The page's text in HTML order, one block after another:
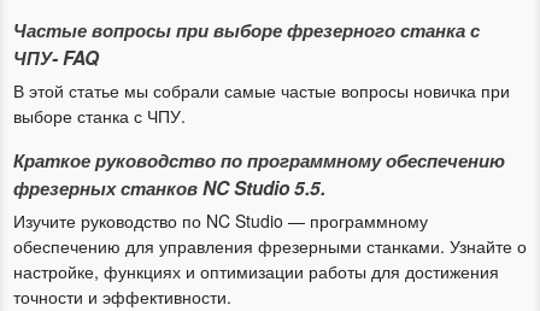
Частые вопросы при выборе фрезерного станка с
ЧПУ- FAQ
В этой статье мы собрали самые частые вопросы новичка при
выборе станка с ЧПУ.
Краткое руководство по программному обеспечению
фрезерных станков NC Studio 5.5.
Изучите руководство по NC Studio — программному
обеспечению для управления фрезерными станками. Узнайте о
настройке, функциях и оптимизации работы для достижения
точности и эффективности.